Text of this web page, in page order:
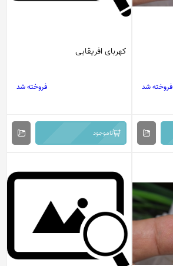
فروخته شد
کهربای افریقایی
فروخته شد
ناموجود